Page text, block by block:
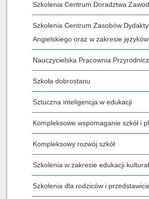
Szkolenia Centrum Doradztwa
Szkolenia Centrum Zasobów
Angielskiego oraz w zakresie
Nauczycielska Pracownia
Szkoła dobrostanu
Sztuczna inteligencja w edukacji
Kompleksowe wspomaganie szkół i
Kompleksowy rozwój szkół
Szkolenia w zakresie edukacji
Szkolenia dla rodziców i